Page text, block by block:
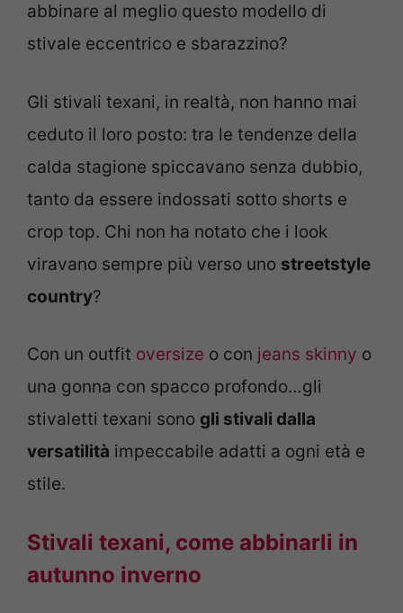
abbinare al meglio questo modello di
stivale eccentrico e sbarazzino?
Gli stivali texani, in realtà, non hanno mai
ceduto il loro posto: tra le tendenze della
calda stagione spiccavano senza dubbio,
tanto da essere indossati sotto shorts e
crop top. Chi non ha notato che i look
viravano sempre più verso uno streetstyle
country?
Con un outfit oversize o con jeans skinny o
una gonna con spacco profondo…gli
stivaletti texani sono gli stivali dalla
versatilità impeccabile adatti a ogni età e
stile.
Stivali texani, come abbinarli in
autunno inverno